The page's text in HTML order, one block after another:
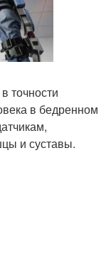
точности
в бедренном
и суставы.